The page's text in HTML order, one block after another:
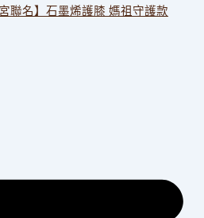
聯名】石墨烯護膝 媽祖守護款